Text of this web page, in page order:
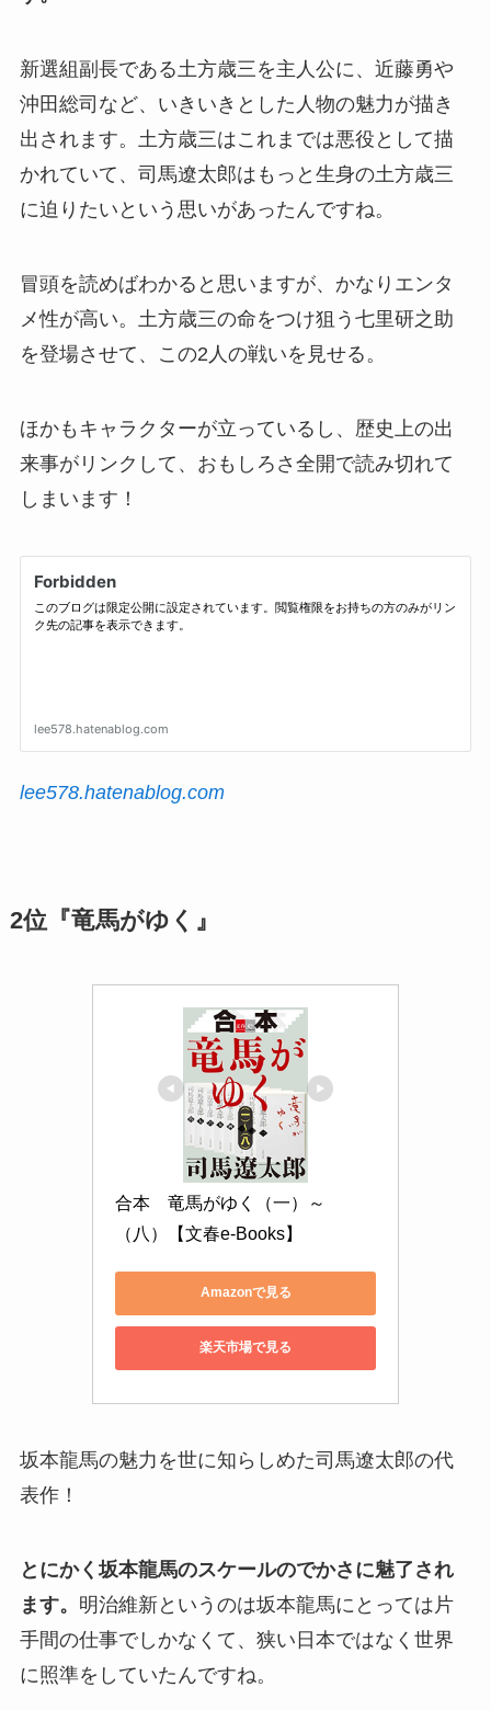
新選組副長である土方歳三を主人公に、近藤勇や
沖田総司など、いきいきとした人物の魅力が描き
出されます。土方歳三はこれまでは悪役として描
かれていて、司馬遼太郎はもっと生身の土方歳三
に迫りたいという思いがあったんですね。
冒頭を読めばわかると思いますが、かなりエンタ
メ性が高い。土方歳三の命をつけ狙う七里研之助
を登場させて、この2人の戦いを見せる。
ほかもキャラクターが立っているし、歴史上の出
来事がリンクして、おもしろさ全開で読み切れて
しまいます！
lee578.hatenablog.com
2位『竜馬がゆく』
合本　竜馬がゆく（一）～
（八）【文春e-Books】
Amazonで見る
楽天市場で見る
坂本龍馬の魅力を世に知らしめた司馬遼太郎の代
表作！
とにかく坂本龍馬のスケールのでかさに魅了され
ます。 明治維新というのは坂本龍馬にとっては片
手間の仕事でしかなくて、狭い日本ではなく世界
に照準をしていたんですね。